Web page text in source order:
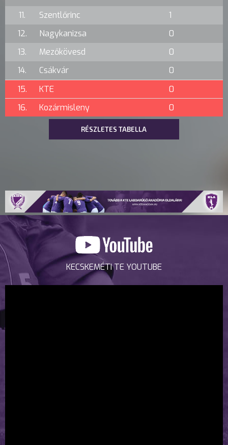
11.
Szentlőrinc
1
12.
Nagykanizsa
0
13.
Mezőkövesd
0
14.
Csákvár
0
15.
KTE
0
16.
Kozármisleny 0
RÉSZLETES TABELLA
KECSKEMÉTI TE YOUTUBE